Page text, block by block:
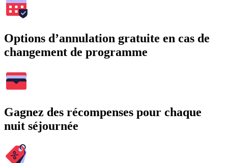
Options d’annulation gratuite en cas de
changement de programme
Gagnez des récompenses pour chaque
nuit séjournée